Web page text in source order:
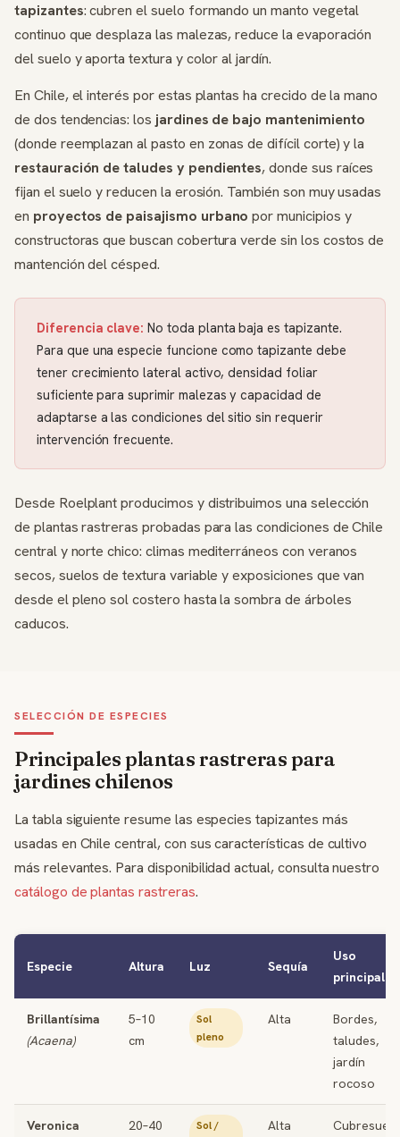
tapizantes: cubren el suelo formando un manto vegetal
continuo que desplaza las malezas, reduce la evaporación
del suelo y aporta textura y color al jardín.
En Chile, el interés por estas plantas ha crecido de la mano
de dos tendencias: los jardines de bajo mantenimiento
(donde reemplazan al pasto en zonas de difícil corte) y la
restauración de taludes y pendientes, donde sus raíces
fijan el suelo y reducen la erosión. También son muy usadas
en proyectos de paisajismo urbano por municipios y
constructoras que buscan cobertura verde sin los costos de
mantención del césped.
Diferencia clave: No toda planta baja es tapizante.
Para que una especie funcione como tapizante debe
tener crecimiento lateral activo, densidad foliar
suficiente para suprimir malezas y capacidad de
adaptarse a las condiciones del sitio sin requerir
intervención frecuente.
Desde Roelplant producimos y distribuimos una selección
de plantas rastreras probadas para las condiciones de Chile
central y norte chico: climas mediterráneos con veranos
secos, suelos de textura variable y exposiciones que van
desde el pleno sol costero hasta la sombra de árboles
caducos.
SELECCIÓN DE ESPECIES
Principales plantas rastreras para
jardines chilenos
La tabla siguiente resume las especies tapizantes más
usadas en Chile central, con sus características de cultivo
más relevantes. Para disponibilidad actual, consulta nuestro
catálogo de plantas rastreras.
Especie Altura Luz Sequía
Uso
principal
Brillantísima
(Acaena)
5–10
cm
Sol
pleno
Alta
Bordes,
taludes,
jardín
rocoso
Veronica 20–40
Sol /
Alta